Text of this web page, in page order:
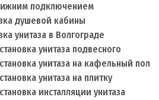
подключением
душевой кабины
унитаза в Волгограде
унитаза подвесного
унитаза на кафельный пол
унитаза на плитку
инсталляции унитаза